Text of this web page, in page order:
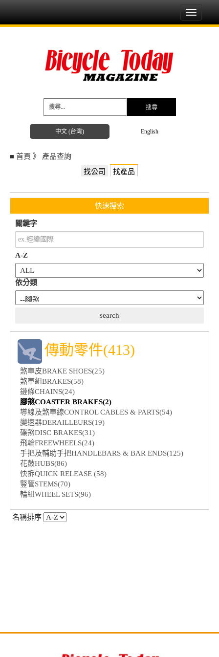
中文 (台灣) English
Toggle
■ 首頁 》
產品查詢
找公司
找產品
快速搜索
關鍵字
A-Z
依分類
傳動零件(413)
煞車皮BRAKE SHOES(25)
煞車組BRAKES(58)
鏈條CHAINS(24)
腳煞COASTER BRAKES(2)
導線及煞車線CONTROL CABLES & PARTS(54)
變速器DERAILLEURS(19)
碟煞DISC BRAKES(31)
飛輪FREEWHEELS(24)
手把及輔助手把HANDLEBARS & BAR ENDS(125)
花鼓HUBS(86)
快拆QUICK RELEASE (58)
豎管STEMS(70)
輪組WHEEL SETS(96)
名稱排序